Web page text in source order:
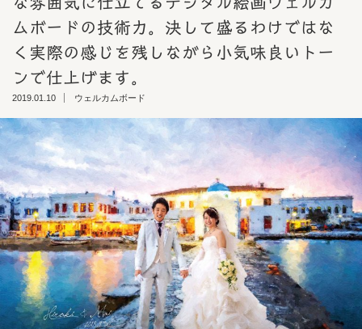
ムボードの技術力。決して盛るわけではな
く実際の感じを残しながら小気味良いトー
ンで仕上げます。
2019.01.10 ウェルカムボード